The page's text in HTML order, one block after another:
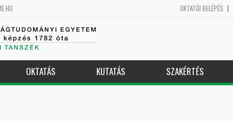
OKTATÓI BELÉPÉS
EGYETEM
1782 óta
TANSZÉK
OKTATÁS KUTATÁS SZAKÉRTÉS